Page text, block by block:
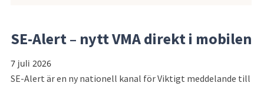
SE-Alert – nytt VMA direkt i mobilen
7 juli 2026
SE-Alert är en ny nationell kanal för Viktigt meddelande till